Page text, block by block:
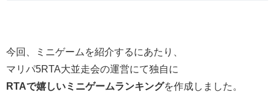
今回、ミニゲームを紹介するにあたり、
マリパ5RTA大並走会の運営にて独自に
RTAで嬉しいミニゲームランキングを作成しました。